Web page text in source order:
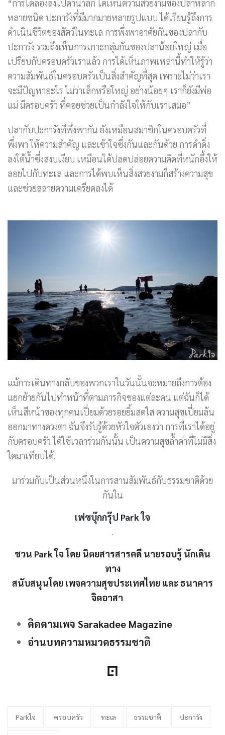
“การได้ลองลงไปดำน้ำลึก ได้เห็นความสวยงามของปลาหลาก
หลายชนิด ปะการังที่มีมากมายหลายรูปแบบ ได้เรียนรู้ถึงการ
ดำเนินชีวิตของสัตว์ในทะเล การพึ่งพาอาศัยกันของปลากับ
ปะการัง รวมถึงเห็นการเกาะกลุ่มกันของปลาน้อยใหญ่ เมื่อ
เปรียบกับครอบครัวเราแล้ว การได้เห็นภาพเหล่านี้ทำให้รู้ว่า
ความสัมพันธ์ในครอบครัวเป็นสิ่งสำคัญที่สุด เพราะไม่ว่าเรา
จะมีปัญหาอะไร ไม่ว่าเล็กหรือใหญ่ อย่างน้อยๆ เราก็ยังมีพ่อ
แม่ มีครอบครัว ที่คอยช่วยเป็นกำลังใจให้กับเราเสมอ”
ปลากับปะการังที่พึ่งพากัน ยังเหมือนสมาชิกในครอบครัวที่
พึ่งพา ให้ความสำคัญ และเข้าใจซึ่งกันและกันด้วย การดำดิ่ง
ลงใต้น้ำซึ่งสงบเงียบ เหมือนได้ปลดปล่อยความคิดที่หนักอึ้งให้
ลอยไปกับทะเล และการได้พบเห็นสิ่งสวยงามก็สร้างความสุข
และช่วยสลายความเครียดลงได้
แม้การเดินทางกลับของพวกเราในวันนั้นจะหมายถึงการต้อง
แยกย้ายกันไปทำหน้าที่ตามภารกิจของแต่ละคน แต่ฉันก็ได้
เห็นสีหน้าของทุกคนเปี่ยมด้วยรอยยิ้มสดใส ความสุขเปี่ยมล้น
ออกมาทางดวงตา ฉันจึงรับรู้ด้วยหัวใจตัวเองว่า การที่เราได้อยู่
กับครอบครัว ได้ใช้เวลาร่วมกันนั้น เป็นความสุขล้ำค่าที่ไม่มีสิ่ง
ใดมาเทียบได้.
มาร่วมกับเป็นส่วนหนึ่งในการสานสัมพันธ์กับธรรมชาติด้วย
กันใน
เฟซบุ๊กกรุ๊ป Park ใจ
.
ชวน Park ใจ โดย นิตยสารสารคดี นายรอบรู้ นักเดิน
ทาง
สนับสนุนโดย เพจความสุขประเทศไทย และ ธนาคาร
จิตอาสา
ติดตามเพจ Sarakadee Magazine
อ่านบทความหมวดธรรมชาติ
Parkใจ ครอบครัว ทะเล ธรรมชาติ ปะการัง